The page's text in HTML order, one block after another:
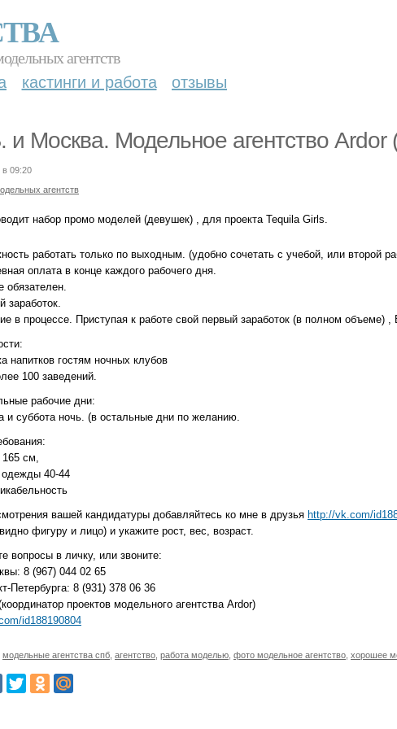
агентств
кастинги и работа отзывы
Москва. Модельное агентство Ardor
в 09:20
агентств
набор промо моделей (девушек) , для проекта Tequila Girls.
работать только по выходным. (удобно сочетать с учебой, или второй
оплата в конце каждого рабочего дня.
обязателен.
заработок.
в процессе. Приступая к работе свой первый заработок (в полном объеме)
напитков гостям ночных клубов
100 заведений.
рабочие дни:
и суббота ночь. (в остальные дни по желанию.
см,
40-44
вашей кандидатуры добавляйтесь ко мне в друзья http://vk.com/
фигуру и лицо) и укажите рост, вес, возраст.
вопросы в личку, или звоните:
8 (967) 044 02 65
Петербурга: 8 (931) 378 06 36
проектов модельного агентства Ardor)
id188190804
модельные агентства спб агентство работа моделью фото модельное агентство хорошее